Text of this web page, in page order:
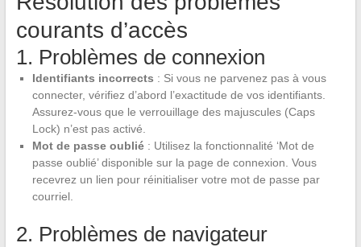
courants d’accès
1. Problèmes de connexion
Identifiants incorrects : Si vous ne parvenez pas à vous
connecter, vérifiez d’abord l’exactitude de vos identifiants.
Assurez-vous que le verrouillage des majuscules (Caps
Lock) n’est pas activé.
Mot de passe oublié: Utilisez la fonctionnalité ‘Mot de
passe oublié’ disponible sur la page de connexion. Vous
recevrez un lien pour réinitialiser votre mot de passe par
courriel.
2. Problèmes de navigateur